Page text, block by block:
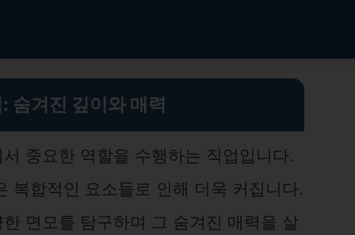
숨겨진 깊이와 매력
중요한 역할을 수행하는 직업입니다.
복합적인 요소들로 인해 더욱 커집니다.
면모를 탐구하며 그 숨겨진 매력을 살